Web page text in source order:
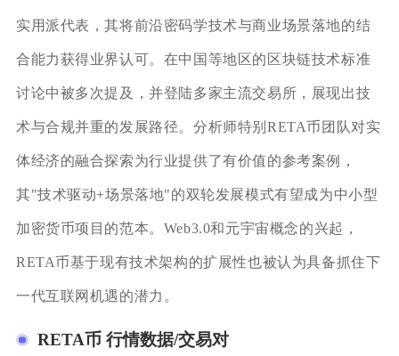
实用派代表，其将前沿密码学技术与商业场景落地的结
合能力获得业界认可。在中国等地区的区块链技术标准
讨论中被多次提及，并登陆多家主流交易所，展现出技
术与合规并重的发展路径。分析师特别RETA币团队对实
体经济的融合探索为行业提供了有价值的参考案例，
其"技术驱动+场景落地"的双轮发展模式有望成为中小型
加密货币项目的范本。Web3.0和元宇宙概念的兴起，
RETA币基于现有技术架构的扩展性也被认为具备抓住下
一代互联网机遇的潜力。
RETA币 行情数据/交易对